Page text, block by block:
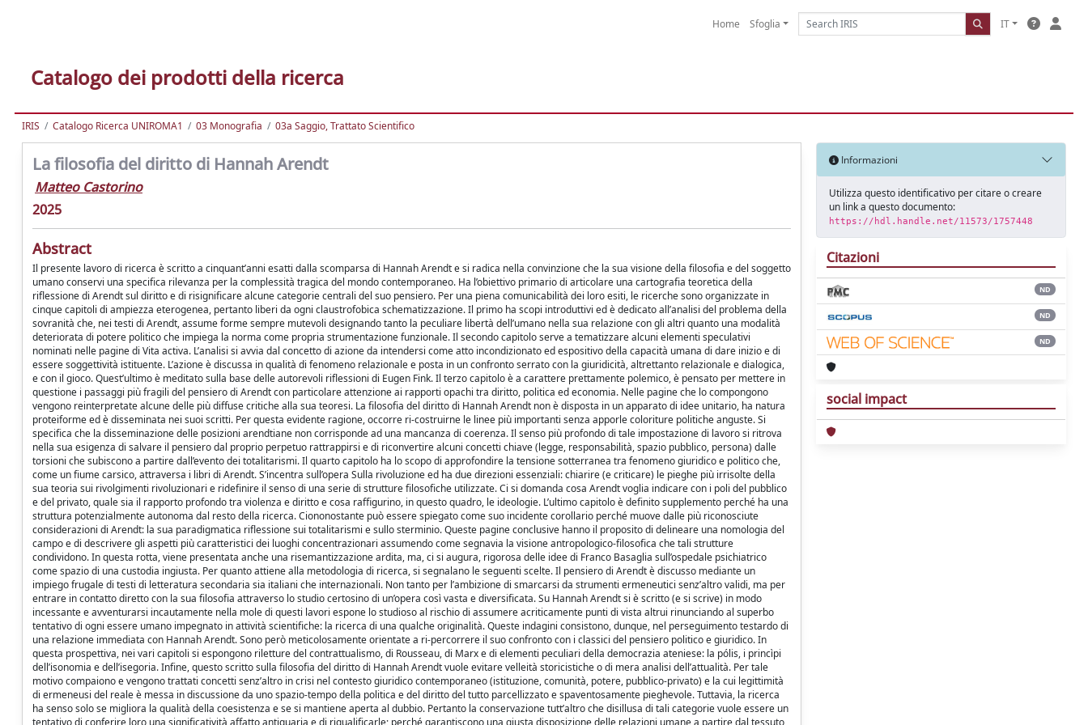
Home Sfoglia IT
Catalogo dei prodotti della ricerca
IRIS Catalogo Ricerca UNIROMA1 03 Monografia 03a Saggio, Trattato Scientifico
La filosofia del diritto di Hannah Arendt
Matteo Castorino
2025
Abstract
Il presente lavoro di ricerca è scritto a cinquant’anni esatti dalla scomparsa di Hannah Arendt e si radica nella convinzione che la sua visione della filosofia e del soggetto
umano conservi una specifica rilevanza per la complessità tragica del mondo contemporaneo. Ha l’obiettivo primario di articolare una cartografia teoretica della
riflessione di Arendt sul diritto e di risignificare alcune categorie centrali del suo pensiero. Per una piena comunicabilità dei loro esiti, le ricerche sono organizzate in
cinque capitoli di ampiezza eterogenea, pertanto liberi da ogni claustrofobica schematizzazione. Il primo ha scopi introduttivi ed è dedicato all’analisi del problema della
sovranità che, nei testi di Arendt, assume forme sempre mutevoli designando tanto la peculiare libertà dell’umano nella sua relazione con gli altri quanto una modalità
deteriorata di potere politico che impiega la norma come propria strumentazione funzionale. Il secondo capitolo serve a tematizzare alcuni elementi speculativi
nominati nelle pagine di Vita activa. L’analisi si avvia dal concetto di azione da intendersi come atto incondizionato ed espositivo della capacità umana di dare inizio e di
essere soggettività istituente. L’azione è discussa in qualità di fenomeno relazionale e posta in un confronto serrato con la giuridicità, altrettanto relazionale e dialogica,
e con il gioco. Quest’ultimo è meditato sulla base delle autorevoli riflessioni di Eugen Fink. Il terzo capitolo è a carattere prettamente polemico, è pensato per mettere in
questione i passaggi più fragili del pensiero di Arendt con particolare attenzione ai rapporti opachi tra diritto, politica ed economia. Nelle pagine che lo compongono
vengono reinterpretate alcune delle più diffuse critiche alla sua teoresi. La filosofia del diritto di Hannah Arendt non è disposta in un apparato di idee unitario, ha natura
proteiforme ed è disseminata nei suoi scritti. Per questa evidente ragione, occorre ri-costruirne le linee più importanti senza apporle coloriture politiche anguste. Si
specifica che la disseminazione delle posizioni arendtiane non corrisponde ad una mancanza di coerenza. Il senso più profondo di tale impostazione di lavoro si ritrova
nella sua esigenza di salvare il pensiero dal proprio perpetuo rattrappirsi e di riconvertire alcuni concetti chiave (legge, responsabilità, spazio pubblico, persona) dalle
torsioni che subiscono a partire dall’evento dei totalitarismi. Il quarto capitolo ha lo scopo di approfondire la tensione sotterranea tra fenomeno giuridico e politico che,
come un fiume carsico, attraversa i libri di Arendt. S’incentra sull’opera Sulla rivoluzione ed ha due direzioni essenziali: chiarire (e criticare) le pieghe più irrisolte della
sua teoria sui rivolgimenti rivoluzionari e ridefinire il senso di una serie di strutture filosofiche utilizzate. Ci si domanda cosa Arendt voglia indicare con i poli del pubblico
e del privato, quale sia il rapporto profondo tra violenza e diritto e cosa raffigurino, in questo quadro, le ideologie. L’ultimo capitolo è definito supplemento perché ha una
struttura potenzialmente autonoma dal resto della ricerca. Ciononostante può essere spiegato come suo incidente corollario perché muove dalle più riconosciute
considerazioni di Arendt: la sua paradigmatica riflessione sui totalitarismi e sullo sterminio. Queste pagine conclusive hanno il proposito di delineare una nomologia del
campo e di descrivere gli aspetti più caratteristici dei luoghi concentrazionari assumendo come segnavia la visione antropologico-filosofica che tali strutture
condividono. In questa rotta, viene presentata anche una risemantizzazione ardita, ma, ci si augura, rigorosa delle idee di Franco Basaglia sull’ospedale psichiatrico
come spazio di una custodia ingiusta. Per quanto attiene alla metodologia di ricerca, si segnalano le seguenti scelte. Il pensiero di Arendt è discusso mediante un
impiego frugale di testi di letteratura secondaria sia italiani che internazionali. Non tanto per l’ambizione di smarcarsi da strumenti ermeneutici senz’altro validi, ma per
entrare in contatto diretto con la sua filosofia attraverso lo studio certosino di un’opera così vasta e diversificata. Su Hannah Arendt si è scritto (e si scrive) in modo
incessante e avventurarsi incautamente nella mole di questi lavori espone lo studioso al rischio di assumere acriticamente punti di vista altrui rinunciando al superbo
tentativo di ogni essere umano impegnato in attività scientifiche: la ricerca di una qualche originalità. Queste indagini consistono, dunque, nel perseguimento testardo di
una relazione immediata con Hannah Arendt. Sono però meticolosamente orientate a ri-percorrere il suo confronto con i classici del pensiero politico e giuridico. In
questa prospettiva, nei vari capitoli si espongono riletture del contrattualismo, di Rousseau, di Marx e di elementi peculiari della democrazia ateniese: la pólis, i princìpi
dell’isonomia e dell’isegoria. Infine, questo scritto sulla filosofia del diritto di Hannah Arendt vuole evitare velleità storicistiche o di mera analisi dell’attualità. Per tale
motivo compaiono e vengono trattati concetti senz’altro in crisi nel contesto giuridico contemporaneo (istituzione, comunità, potere, pubblico-privato) e la cui legittimità
di ermeneusi del reale è messa in discussione da uno spazio-tempo della politica e del diritto del tutto parcellizzato e spaventosamente pieghevole. Tuttavia, la ricerca
ha senso solo se migliora la qualità della coesistenza e se si mantiene aperta al dubbio. Pertanto la conservazione tutt’altro che disillusa di tali categorie vuole essere un
tentativo di conferire loro una significatività affatto antiquaria e di riqualificarle; perché garantiscono una giusta disposizione delle relazioni umane a partire dal tessuto
Informazioni
Utilizza questo identificativo per citare o creare
un link a questo documento:
https://hdl.handle.net/11573/1757448
Citazioni
ND
ND
ND
social impact